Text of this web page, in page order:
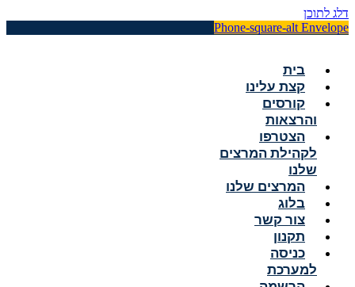
דלג לתוכן
Phone-square-alt Envelope
בית
קצת עלינו
קורסים
והרצאות
הצטרפו
לקהילת המרצים
שלנו
המרצים שלנו
בלוג
צור קשר
תקנון
כניסה
למערכת